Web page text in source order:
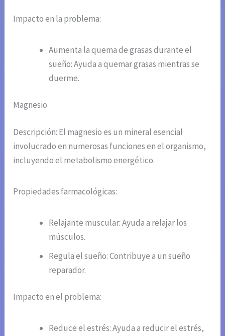
Impacto en la problema:
Aumenta la quema de grasas durante el
sueño: Ayuda a quemar grasas mientras se
duerme.
Magnesio
Descripción: El magnesio es un mineral esencial
involucrado en numerosas funciones en el organismo,
incluyendo el metabolismo energético.
Propiedades farmacológicas:
Relajante muscular: Ayuda a relajar los
músculos.
Regula el sueño: Contribuye a un sueño
reparador.
Impacto en el problema:
Reduce el estrés: Ayuda a reducir el estrés,